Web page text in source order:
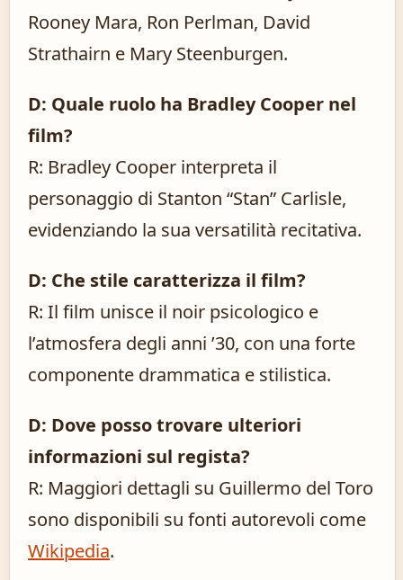
Rooney Mara, Ron Perlman, David
Strathairn e Mary Steenburgen.
D: Quale ruolo ha Bradley Cooper nel
film?
R: Bradley Cooper interpreta il
personaggio di Stanton “Stan” Carlisle,
evidenziando la sua versatilità recitativa.
D: Che stile caratterizza il film?
R: Il film unisce il noir psicologico e
l’atmosfera degli anni ’30, con una forte
componente drammatica e stilistica.
D: Dove posso trovare ulteriori
informazioni sul regista?
R: Maggiori dettagli su Guillermo del Toro
sono disponibili su fonti autorevoli come
Wikipedia.